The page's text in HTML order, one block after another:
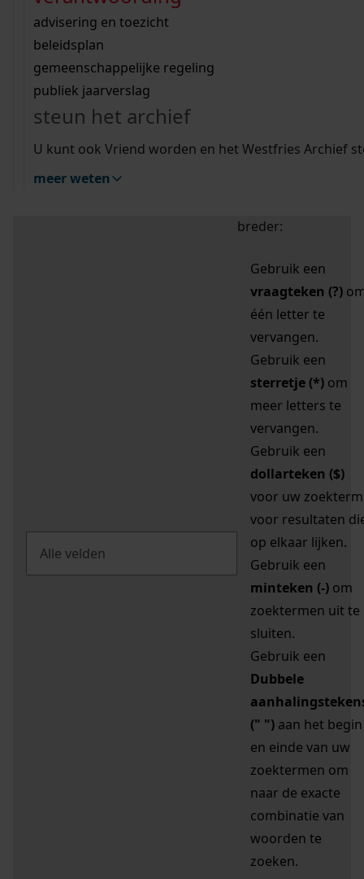
bouwvergunningen
omgevingsvergunningen
vergunningen
beeld en geluid
uitleg nodig?
Wij helpen u op weg met een aantal zoektips.
bekijk alle zoektips
Wij helpen u op weg met een aantal zoektips.
bekijk alle zoektips
bekijk ons geschiedenislokaal
advisering en toezicht
beleidsplan
gemeenschappelijke regeling
publiek jaarverslag
steun het archief
U kunt ook Vriend worden en het Westfries Archief
meer weten
zoektips
Mijn Studiezaal (inloggen)
uw zoekopdracht te
breder:
Gebruik een
vraagteken (?)
één letter te
vervangen.
Gebruik een
sterretje (*) om
meer letters te
vervangen.
Gebruik een
dollarteken ($)
voor uw zoekterm
voor resultaten
op elkaar lijken.
Gebruik een
minteken (-) om
zoektermen uit te
sluiten.
Gebruik een
Dubbele
(" ") aan het begin
en einde van uw
zoektermen om
naar de exacte
combinatie van
woorden te
zoeken.